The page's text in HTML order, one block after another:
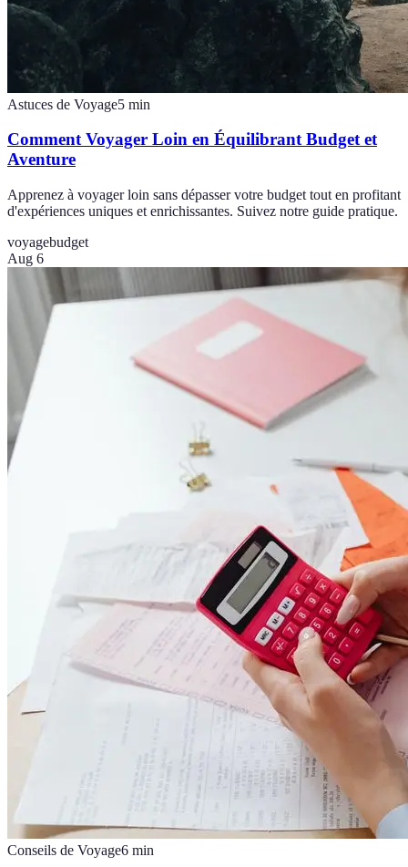
Astuces de Voyage5 min
Comment Voyager Loin en Équilibrant Budget et
Aventure
Apprenez à voyager loin sans dépasser votre budget tout en profitant
d'expériences uniques et enrichissantes. Suivez notre guide pratique.
voyagebudget
Aug 6
Conseils de Voyage6 min